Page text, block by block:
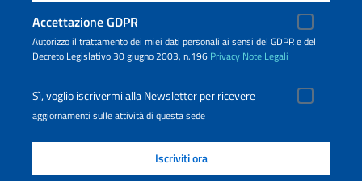
Accettazione GDPR
Autorizzo il trattamento dei miei dati personali ai sensi del GDPR e del
Decreto Legislativo 30 giugno 2003, n.196 Privacy Note Legali
Sì, voglio iscrivermi alla Newsletter per ricevere
aggiornamenti sulle attività di questa sede